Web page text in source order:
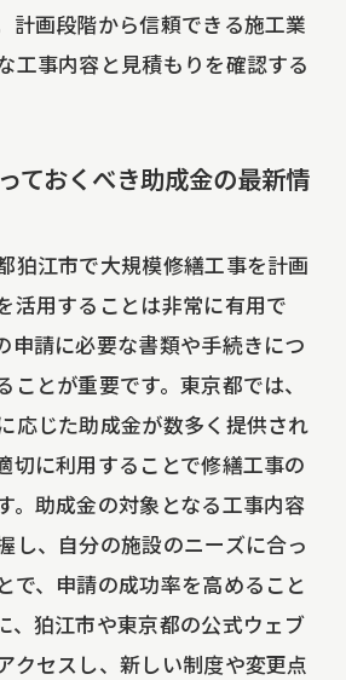
計画段階から信頼できる施工業
工事内容と見積もりを確認する
ておくべき助成金の最新情
狛江市で大規模修繕工事を計画
活用することは非常に有用で
申請に必要な書類や手続きにつ
ことが重要です。東京都では、
応じた助成金が数多く提供され
切に利用することで修繕工事の
。助成金の対象となる工事内容
し、自分の施設のニーズに合っ
で、申請の成功率を高めること
、狛江市や東京都の公式ウェブ
クセスし、新しい制度や変更点